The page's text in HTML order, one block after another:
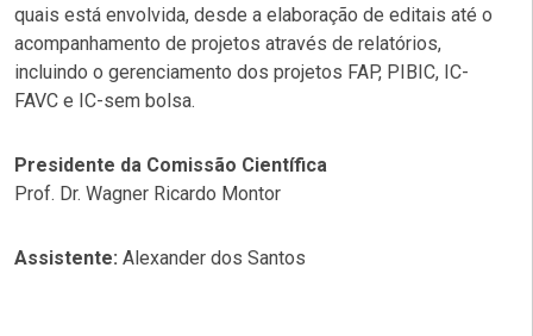
quais está envolvida, desde a elaboração de editais até o
acompanhamento de projetos através de relatórios,
incluindo o gerenciamento dos projetos FAP, PIBIC, IC-
FAVC e IC-sem bolsa.
Presidente da Comissão Científica
Prof. Dr. Wagner Ricardo Montor
Assistente: Alexander dos Santos